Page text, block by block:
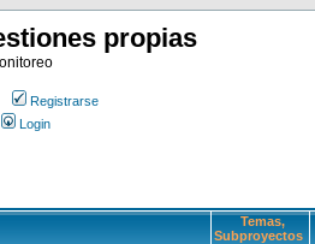
propias
Registrarse
Login
Temas,
Subproyectos